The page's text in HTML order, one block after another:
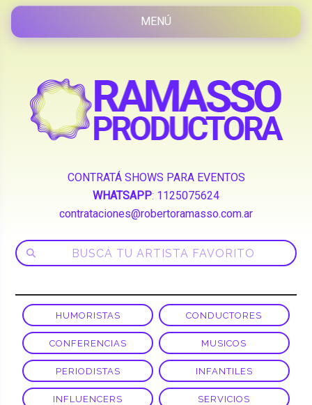
CONTRATÁ SHOWS PARA EVENTOS
WHATSAPP: 1125075624
contrataciones@robertoramasso.com.ar
HUMORISTAS CONDUCTORES
CONFERENCIAS MUSICOS
PERIODISTAS INFANTILES
INFLUENCERS SERVICIOS